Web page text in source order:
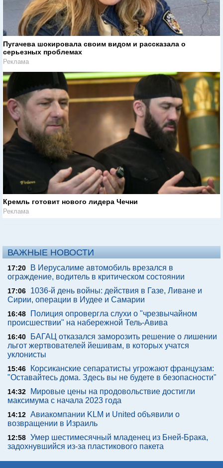
Пугачева шокировала своим видом и рассказала о
серьезных проблемах
Реклама
Кремль готовит нового лидера Чечни
Реклама
ВАЖНЫЕ НОВОСТИ
17:20
В Иерусалиме автомобиль врезался в
ограждение, водитель в критическом состоянии
17:06
1036-й день войны: действия в Газе, Ливане и
Сирии, операции в Иудее и Самарии
16:48
Полиция опровергла слухи о "чрезвычайном
происшествии" на набережной Тель-Авива
16:40
БАГАЦ отказался заморозить решение о лишении
льгот жертвователей йешивам, в которых учатся
уклонисты
15:46
Корсиканские сепаратисты угрожают французам:
"Оставайтесь дома. Здесь вы не будете в безопасности"
14:32
Мировые цены на продовольствие достигли
максимума с начала 2023 года
14:12 Авиакомпании KLM и United объявили о
возвращении в Израиль
12:58 Умер шестимесячный младенец из Бней-Брака,
задохнувшийся из-за пластикового пакета